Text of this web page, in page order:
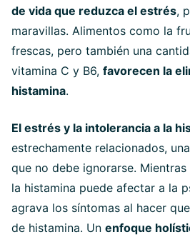
de vida que reduzca el estrés,
maravillas. Alimentos como la
frescas, pero también una
vitamina C y B6, favorecen la
histamina.
El estrés y la intolerancia a la
estrechamente relacionados, una
que no debe ignorarse.
la histamina puede afectar a la
agrava los síntomas al hacer
de histamina. Un enfoque